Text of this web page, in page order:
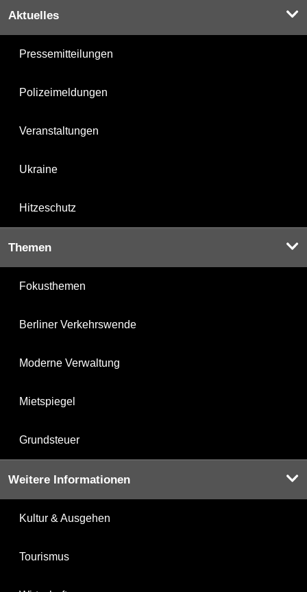
Aktuelles
Pressemitteilungen
Polizeimeldungen
Veranstaltungen
Ukraine
Hitzeschutz
Themen
Fokusthemen
Berliner Verkehrswende
Moderne Verwaltung
Mietspiegel
Grundsteuer
Weitere Informationen
Kultur & Ausgehen
Tourismus